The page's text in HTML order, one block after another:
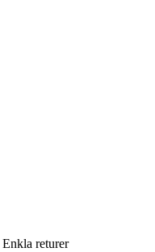
Enkla returer